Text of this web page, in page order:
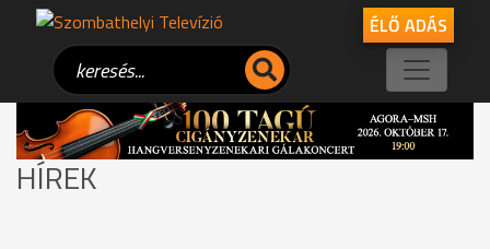
ÉLŐ ADÁS
HÍREK